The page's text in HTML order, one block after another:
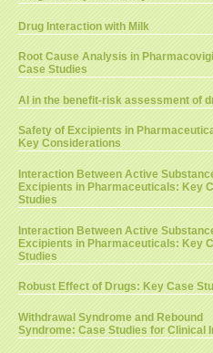
Drug Interaction with Milk
Root Cause Analysis in
Case Studies
AI in the benefit-risk assessment of
Safety of Excipients in
Key Considerations
Interaction Between Active
Excipients in Pharmaceuticals: Key
Studies
Interaction Between Active
Excipients in Pharmaceuticals: Key
Studies
Robust Effect of Drugs: Key Case
Withdrawal Syndrome and Rebound
Syndrome: Case Studies for Clinical